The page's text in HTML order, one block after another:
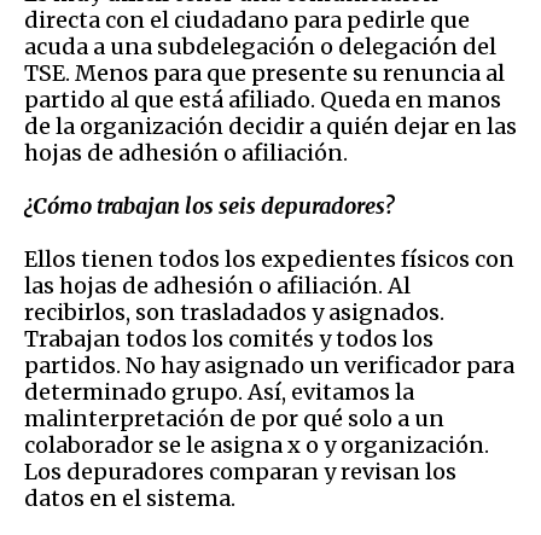
directa con el ciudadano para pedirle que
acuda a una subdelegación o delegación del
TSE. Menos para que presente su renuncia al
partido al que está afiliado. Queda en manos
de la organización decidir a quién dejar en las
hojas de adhesión o afiliación.
¿Cómo trabajan los seis depuradores?
Ellos tienen todos los expedientes físicos con
las hojas de adhesión o afiliación. Al
recibirlos, son trasladados y asignados.
Trabajan todos los comités y todos los
partidos. No hay asignado un verificador para
determinado grupo. Así, evitamos la
malinterpretación de por qué solo a un
colaborador se le asigna x o y organización.
Los depuradores comparan y revisan los
datos en el sistema.